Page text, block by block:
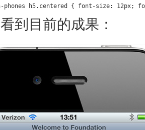
phones h5.centered { font-size: 12px;
到目前的成果：